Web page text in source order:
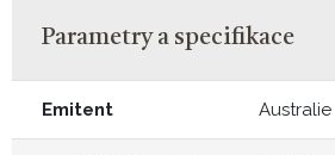
Parametry a specifikace
Emitent Australie